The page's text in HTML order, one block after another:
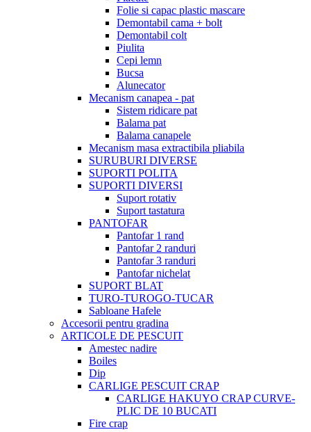
Folie si capac plastic mascare
Demontabil cama + bolt
Demontabil colt
Piulita
Cepi lemn
Bucsa
Alunecator
Mecanism canapea - pat
Sistem ridicare pat
Balama pat
Balama canapele
Mecanism masa extractibila pliabila
SURUBURI DIVERSE
SUPORTI POLITA
SUPORTI DIVERSI
Suport rotativ
Suport tastatura
PANTOFAR
Pantofar 1 rand
Pantofar 2 randuri
Pantofar 3 randuri
Pantofar nichelat
SUPORT BLAT
TURO-TUROGO-TUCAR
Sabloane Hafele
Accesorii pentru gradina
ARTICOLE DE PESCUIT
Amestec nadire
Boiles
Dip
CARLIGE PESCUIT CRAP
CARLIGE HAKUYO CRAP CURVE-
PLIC DE 10 BUCATI
Fire crap